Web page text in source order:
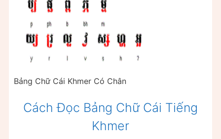
Bảng Chữ Cái Khmer Có Chân
Cách Đọc Bảng Chữ Cái Tiếng
Khmer